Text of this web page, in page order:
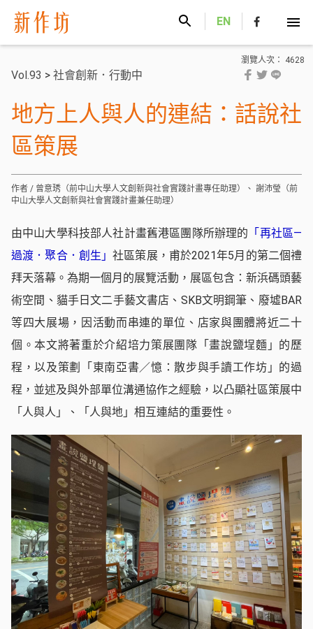
EN
瀏覽人次： 4628
Vol.93 > 社會創新．行動中
地方上人與人的連結：話說社
區策展
作者 / 曾意琇（前中山大學人文創新與社會實踐計畫專任助理）、 謝沛瑩（前
中山大學人文創新與社會實踐計畫兼任助理）
由中山大學科技部人社計畫舊港區團隊所辦理的 「再社區—
過渡．聚合．創生」社區策展，甫於2021年5月的第二個禮
拜天落幕。為期一個月的展覽活動，展區包含：新浜碼頭藝
術空間、貓手日文二手藝文書店、SKB文明鋼筆、廢墟BAR
等四大展場，因活動而串連的單位、店家與團體將近二十
個。本文將著重於介紹培力策展團隊「畫說鹽埕麵」的歷
程，以及策劃「東南亞書／憶：散步與手讀工作坊」的過
程，並述及與外部單位溝通協作之經驗，以凸顯社區策展中
「人與人」、「人與地」相互連結的重要性。